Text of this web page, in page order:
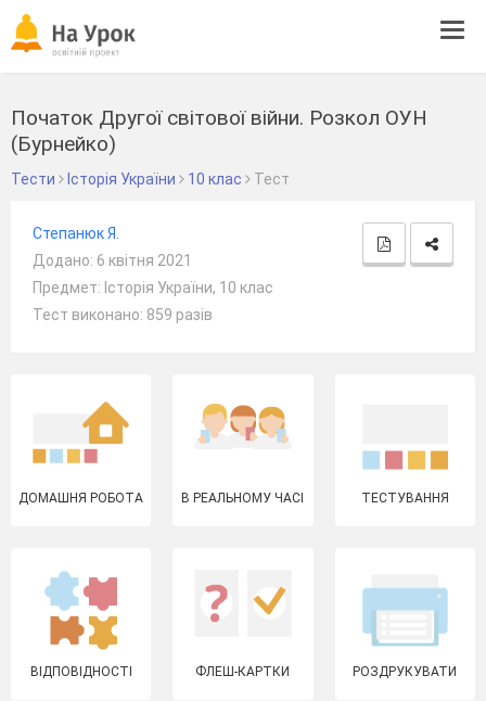
Початок Другої світової війни. Розкол ОУН
(Бурнейко)
Тести Історія України 10 клас Тест
Степанюк Я.
Додано: 6 квітня 2021
Предмет: Історія України, 10 клас
Тест виконано: 859 разів
ДОМАШНЯ РОБОТА В РЕАЛЬНОМУ ЧАСІ ТЕСТУВАННЯ
ВІДПОВІДНОСТІ ФЛЕШ-КАРТКИ РОЗДРУКУВАТИ